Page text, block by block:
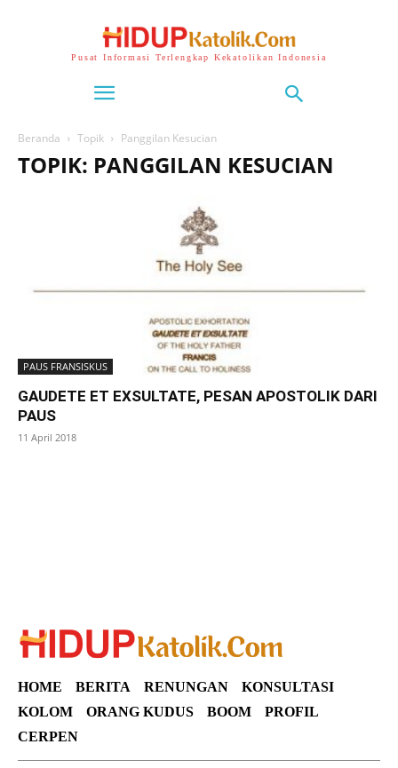
Pusat Informasi Terlengkap Kekatolikan Indonesia
Beranda Topik Panggilan Kesucian
TOPIK: PANGGILAN KESUCIAN
PAUS FRANSISKUS
GAUDETE ET EXSULTATE, PESAN APOSTOLIK DARI
PAUS
11 April 2018
HOME BERITA RENUNGAN
KONSULTASI
KOLOM
ORANG KUDUS BOOM
PROFIL
CERPEN